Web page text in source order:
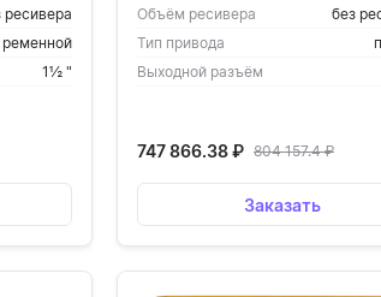
ресивера
ременной
1½ "
Объём ресивера
без
Тип привода
Выходной разъём
747 866.38₽ 804 157.4₽
Заказать